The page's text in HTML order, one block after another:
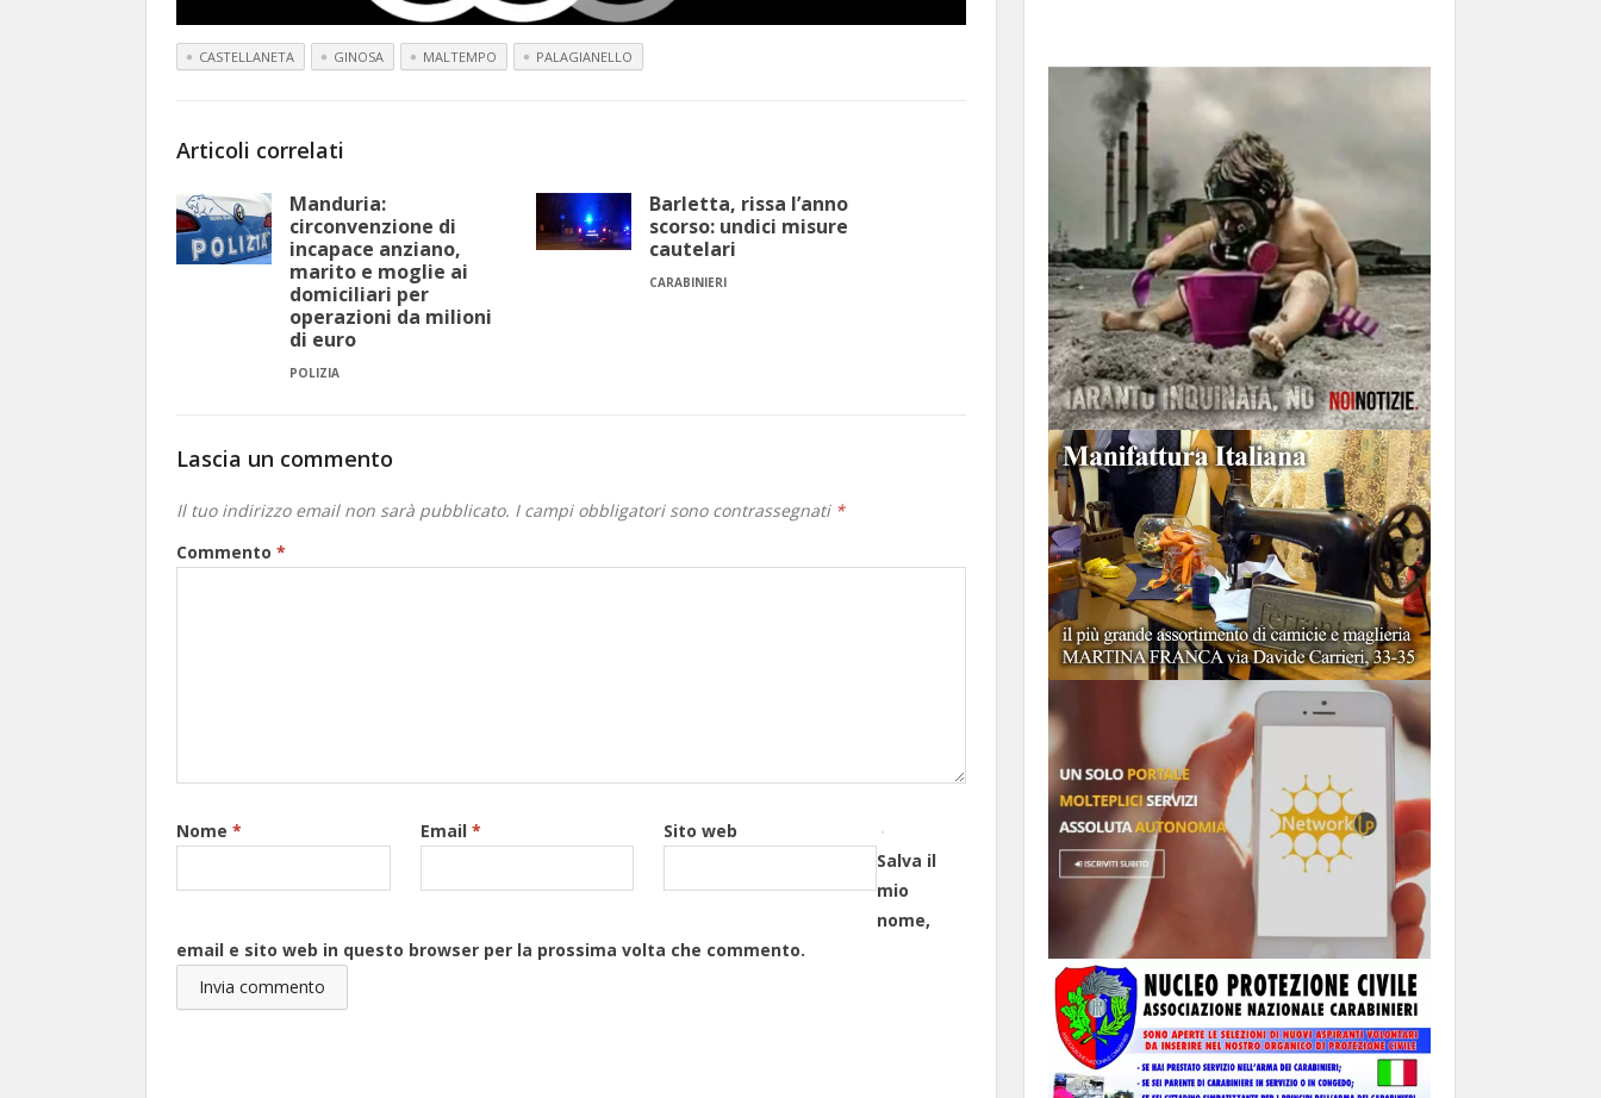
CASTELLANETA GINOSA MALTEMPO PALAGIANELLO
Articoli correlati
Manduria:
circonvenzione di
incapace anziano,
marito e moglie ai
domiciliari per
operazioni da milioni
di euro
POLIZIA
Barletta, rissa l’anno
scorso: undici misure
cautelari
CARABINIERI
Lascia un commento
Il tuo indirizzo email non sarà pubblicato. I campi obbligatori sono contrassegnati *
Commento *
Nome * Email *
Sito web
Salva il
mio
nome,
email e sito web in questo browser per la prossima volta che commento.